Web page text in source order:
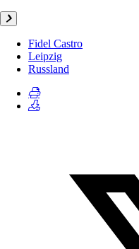
Fidel Castro
Leipzig
Russland